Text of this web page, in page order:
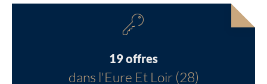
19 offres
dans l'Eure Et Loir (28)